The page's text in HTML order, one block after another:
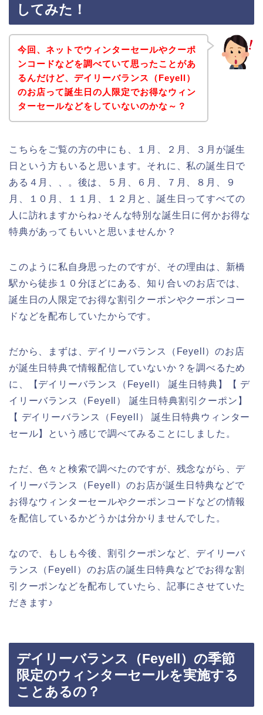
してみた！
今回、ネットでウィンターセールやクーポ
ンコードなどを調べていて思ったことがあ
るんだけど、デイリーバランス（Feyell）
のお店って誕生日の人限定でお得なウィン
ターセールなどをしていないのかな～？
こちらをご覧の方の中にも、１月、２月、３月が誕生
日という方もいると思います。それに、私の誕生日で
ある４月、、。後は、５月、６月、７月、８月、９
月、１０月、１１月、１２月と、誕生日ってすべての
人に訪れますからね♪そんな特別な誕生日に何かお得な
特典があってもいいと思いませんか？
このように私自身思ったのですが、その理由は、新橋
駅から徒歩１０分ほどにある、知り合いのお店では、
誕生日の人限定でお得な割引クーポンやクーポンコー
ドなどを配布していたからです。
だから、まずは、デイリーバランス（Feyell）のお店
が誕生日特典で情報配信していないか？を調べるため
に、【デイリーバランス（Feyell） 誕生日特典】【 デ
イリーバランス（Feyell） 誕生日特典割引クーポン】
【 デイリーバランス（Feyell） 誕生日特典ウィンター
セール】という感じで調べてみることにしました。
ただ、色々と検索で調べたのですが、残念ながら、デ
イリーバランス（Feyell）のお店が誕生日特典などで
お得なウィンターセールやクーポンコードなどの情報
を配信しているかどうかは分かりませんでした。
なので、もしも今後、割引クーポンなど、デイリーバ
ランス（Feyell）のお店の誕生日特典などでお得な割
引クーポンなどを配布していたら、記事にさせていた
だきます♪
デイリーバランス（Feyell）の季節
限定のウィンターセールを実施する
ことあるの？